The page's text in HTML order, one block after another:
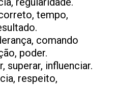
tempo,
comando
poder.
superar, influenciar.
respeito,